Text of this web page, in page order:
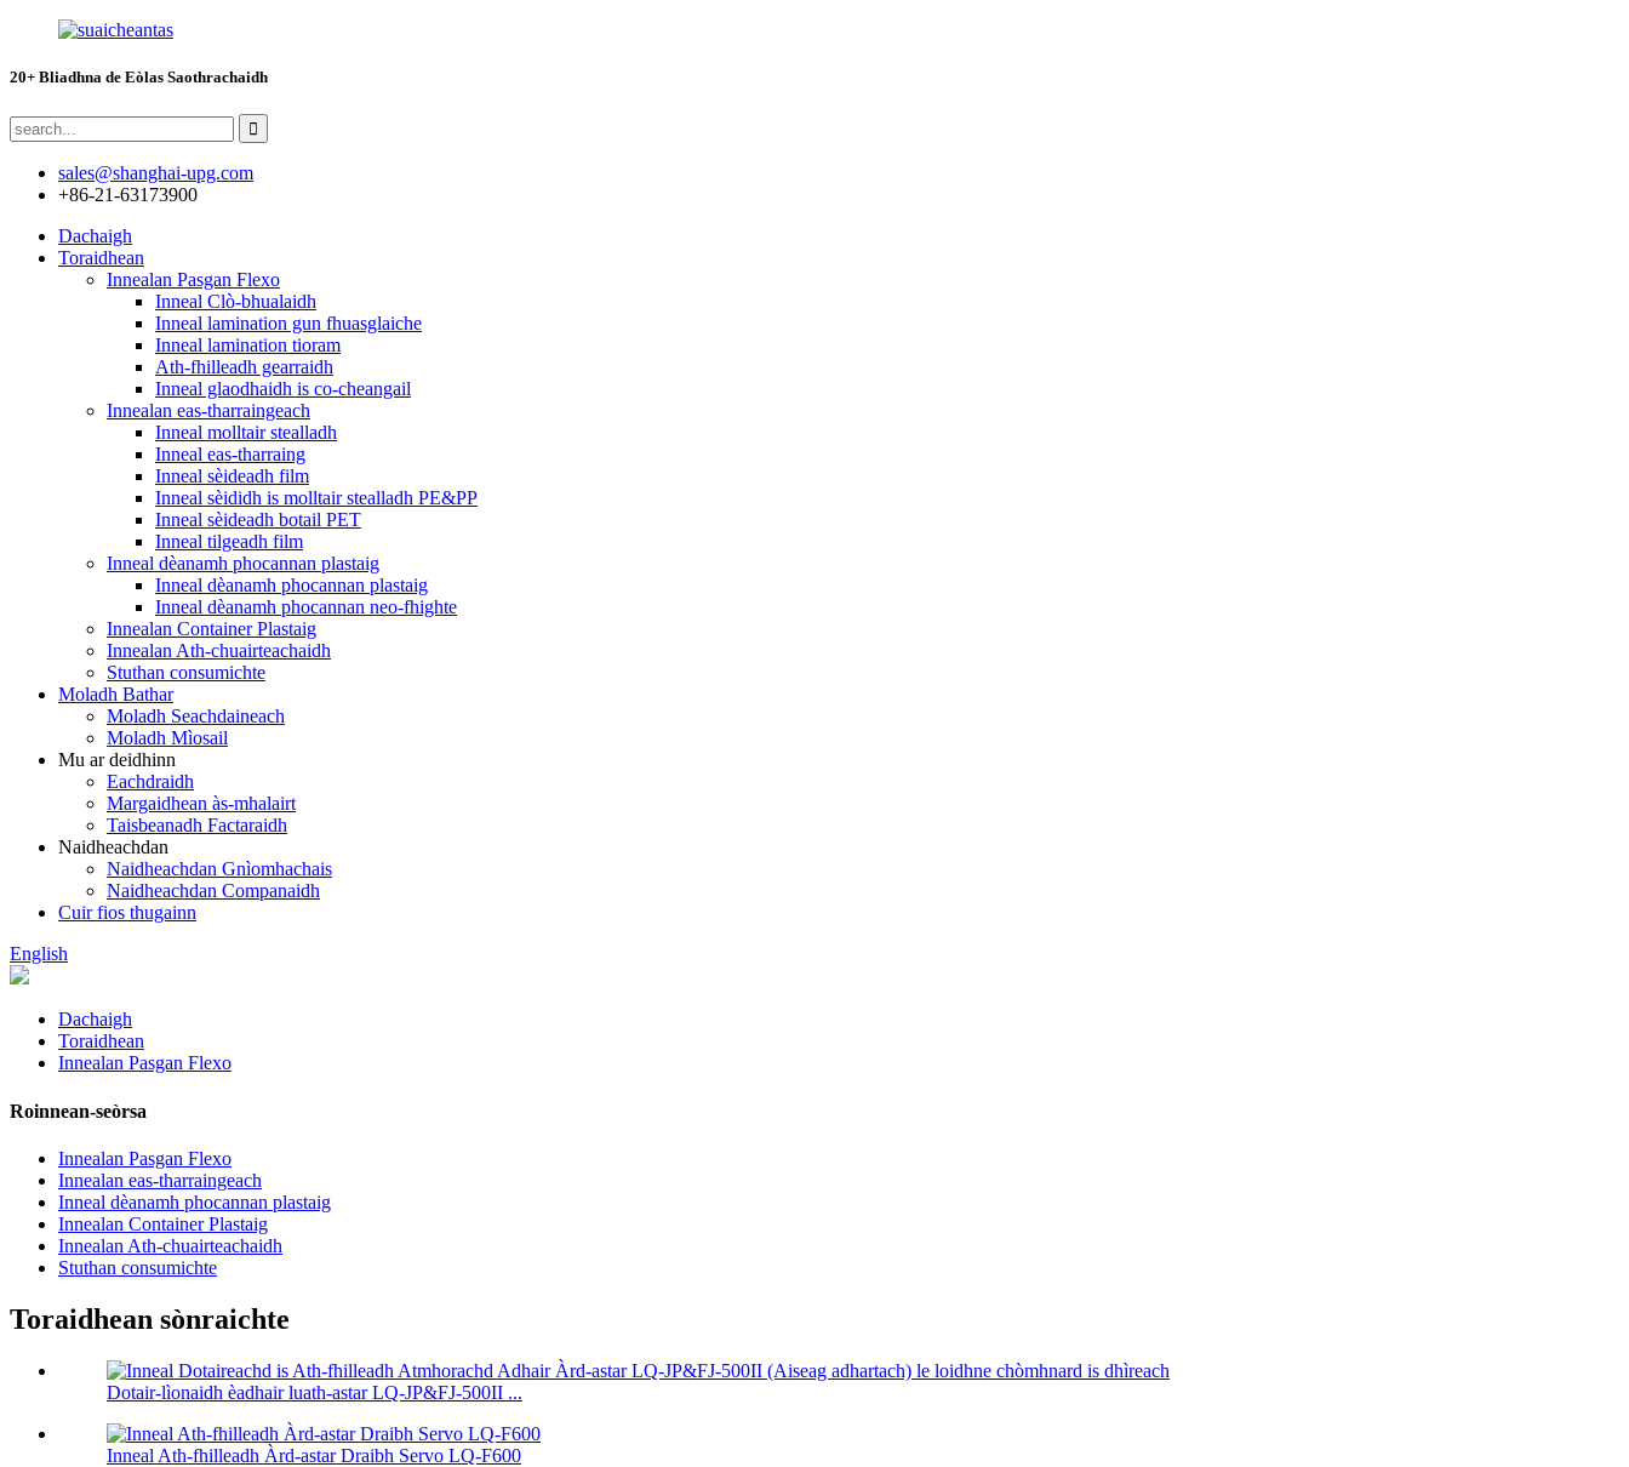
20+ Bliadhna de Eòlas Saothrachaidh
sales@shanghai-upg.com
+86-21-63173900
Dachaigh
Toraidhean
Innealan Pasgan Flexo
Inneal Clò-bhualaidh
Inneal lamination gun fhuasglaiche
Inneal lamination tioram
Ath-fhilleadh gearraidh
Inneal glaodhaidh is co-cheangail
Innealan eas-tharraingeach
Inneal molltair stealladh
Inneal eas-tharraing
Inneal sèideadh film
Inneal sèididh is molltair stealladh PE&PP
Inneal sèideadh botail PET
Inneal tilgeadh film
Inneal dèanamh phocannan plastaig
Inneal dèanamh phocannan plastaig
Inneal dèanamh phocannan neo-fhighte
Innealan Container Plastaig
Innealan Ath-chuairteachaidh
Stuthan consumichte
Moladh Bathar
Moladh Seachdaineach
Moladh Mìosail
Mu ar deidhinn
Eachdraidh
Margaidhean às-mhalairt
Taisbeanadh Factaraidh
Naidheachdan
Naidheachdan Gnìomhachais
Naidheachdan Companaidh
Cuir fios thugainn
English
Dachaigh
Toraidhean
Innealan Pasgan Flexo
Roinnean-seòrsa
Innealan Pasgan Flexo
Innealan eas-tharraingeach
Inneal dèanamh phocannan plastaig
Innealan Container Plastaig
Innealan Ath-chuairteachaidh
Stuthan consumichte
Toraidhean sònraichte
Dotair-lìonaidh èadhair luath-astar LQ-JP&FJ-500II ...
Inneal Ath-fhilleadh Àrd-astar Draibh Servo LQ-F600